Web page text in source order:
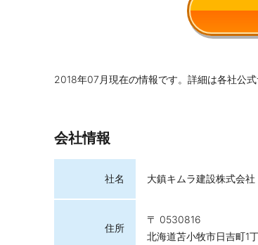
2018年07月現在の情報です。詳細は各社公
会社情報
社名 大鎮キムラ建設株式会社
住所
〒 0530816
北海道苫小牧市日吉町1